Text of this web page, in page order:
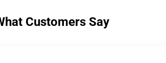
Customers Say